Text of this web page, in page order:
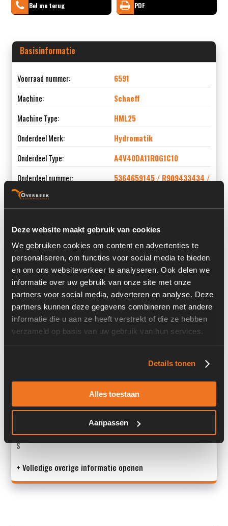
Deze website maakt gebruik van cookies
We gebruiken cookies om content en advertenties te
personaliseren, om functies voor social media te bieden
en om ons websiteverkeer te analyseren. Ook delen we
informatie over uw gebruik van onze site met onze
partners voor social media, adverteren en analyse. Deze
partners kunnen deze gegevens combineren met andere
informatie die u aan ze heeft verstrekt of die ze hebben
verzameld op basis van uw gebruik van hun services.
Details tonen
Alles toestaan
Aanpassen
Bel me terug PDF
Basisinformatie
Voorraad nummer:
6591
Machine:
Schaeff
Machine Type:
HML25
Onderdeel Merk:
Hydromatik
Onderdeel Type:
A4V40DA11R0G1C10
Onderdeel nummer:
5364659145 / R909433434 /
Informatie
Locatie:
4F16
Serienummer:
2857817
Past op de volgende machines:
Schaeff HML 25
Land:
Nederland
Brand: Hydromatik
Type 1: A4V40DA11R0G1C10
Type 2: A4V40DA11R0G1C10
S
+ Volledige overige informatie openen